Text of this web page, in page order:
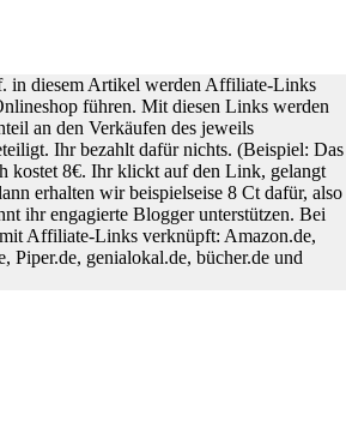
in diesem Artikel werden Affiliate-Links
führen. Mit diesen Links werden
an den Verkäufen des jeweils
Ihr bezahlt dafür nichts. (Beispiel: Das
kostet 8€. Ihr klickt auf den Link, gelangt
erhalten wir beispielseise 8 Ct dafür, also
ihr engagierte Blogger unterstützen. Bei
Affiliate-Links verknüpft: Amazon.de,
Piper.de, genialokal.de, bücher.de und